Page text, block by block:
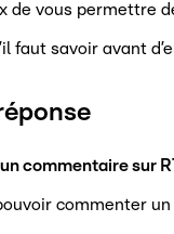
de vous permettre
faut savoir avant
commentaire sur
commenter